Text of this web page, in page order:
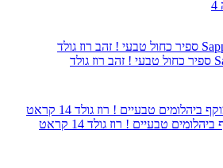
טבעיים ! רוז גולד 14 קראט